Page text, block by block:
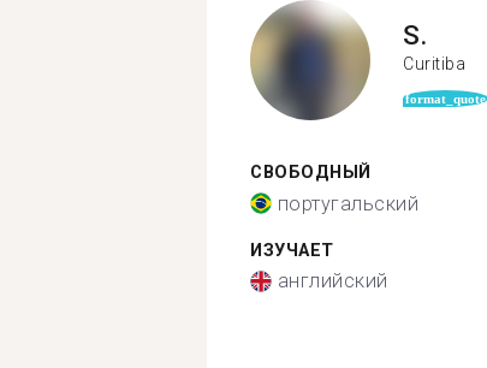
S.
Curitiba
format_quote
СВОБОДНЫЙ
португальский
ИЗУЧАЕТ
английский